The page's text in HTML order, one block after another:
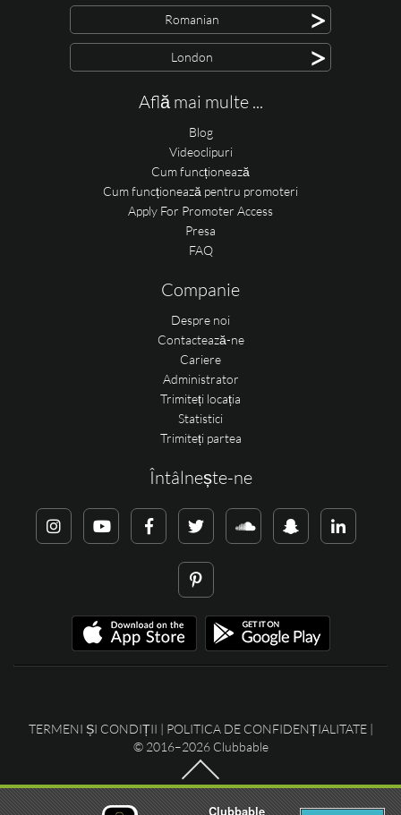
Romanian >
London >
Află mai multe ...
Blog
Videoclipuri
Cum funcționează
Cum funcționează pentru promoteri
Apply For Promoter Access
Presa
FAQ
Companie
Despre noi
Contactează-ne
Cariere
Administrator
Trimiteți locația
Statistici
Trimiteți partea
Întâlnește-ne
TERMENI ȘI CONDIȚII | POLITICA DE CONFIDENȚIALITATE|
© 2016–2026 Clubbable
Clubbable